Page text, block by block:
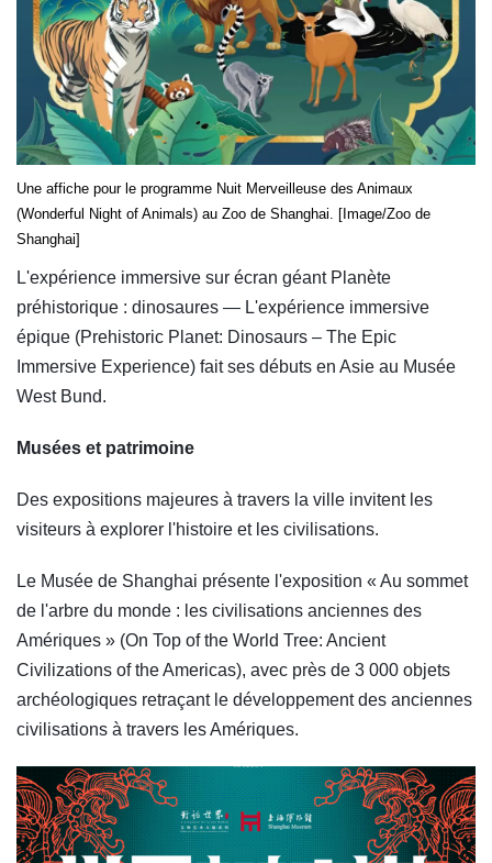
Une affiche pour le programme Nuit Merveilleuse des Animaux
(Wonderful Night of Animals) au Zoo de Shanghai. [Image/Zoo de
Shanghai]
L'expérience immersive sur écran géant Planète
préhistorique : dinosaures — L'expérience immersive
épique (Prehistoric Planet: Dinosaurs – The Epic
Immersive Experience) fait ses débuts en Asie au Musée
West Bund.
Musées et patrimoine
Des expositions majeures à travers la ville invitent les
visiteurs à explorer l'histoire et les civilisations.
Le Musée de Shanghai présente l'exposition « Au sommet
de l'arbre du monde : les civilisations anciennes des
Amériques » (On Top of the World Tree: Ancient
Civilizations of the Americas), avec près de 3 000 objets
archéologiques retraçant le développement des anciennes
civilisations à travers les Amériques.